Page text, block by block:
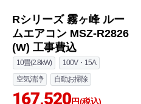
160,060円(税込)
商品詳細はこちら
三菱